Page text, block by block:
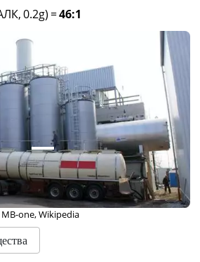
0.2g) =46:1
one, Wikipedia